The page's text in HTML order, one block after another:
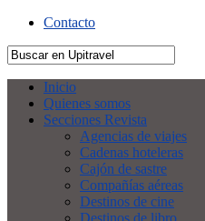
Contacto
Inicio
Quienes somos
Secciones Revista
Agencias de viajes
Cadenas hoteleras
Cajón de sastre
Compañías aéreas
Destinos de cine
Destinos de libro